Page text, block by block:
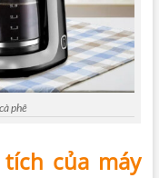
phê
của máy